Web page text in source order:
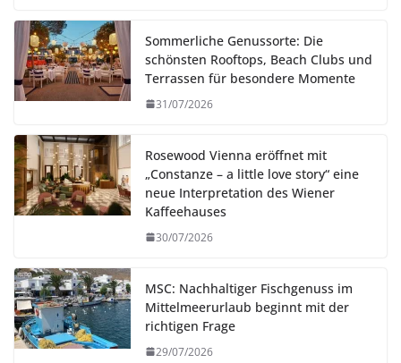
Sommerliche Genussorte: Die
schönsten Rooftops, Beach Clubs und
Terrassen für besondere Momente
31/07/2026
Rosewood Vienna eröffnet mit
„Constanze – a little love story“ eine
neue Interpretation des Wiener
Kaffeehauses
30/07/2026
MSC: Nachhaltiger Fischgenuss im
Mittelmeerurlaub beginnt mit der
richtigen Frage
29/07/2026